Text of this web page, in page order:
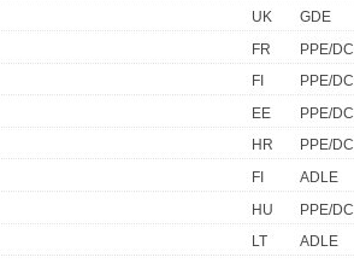
UK
GDE
FR
PPE/DC
FI
PPE/DC
EE
PPE/DC
HR
PPE/DC
FI
ADLE
HU
PPE/DC
LT
ADLE